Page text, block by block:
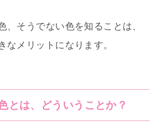
、そうでない色を知ることは、
なメリットになります。
とは、どういうことか？